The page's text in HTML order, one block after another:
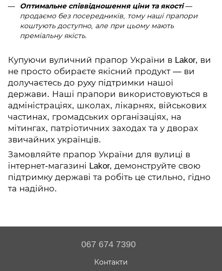
Оптимальне співвідношення ціни та якості—
продаємо без посередників, тому наші прапори
коштують доступно, але при цьому мають
преміальну якість.
Купуючи вуличний прапор України в Lakor, ви
не просто обираєте якісний продукт — ви
долучаєтесь до руху підтримки нашої
держави. Наші прапори використовуються в
адміністраціях, школах, лікарнях, військових
частинах, громадських організаціях, на
мітингах, патріотичних заходах та у дворах
звичайних українців.
Замовляйте прапор України для вулиці в
інтернет-магазині Lakor, демонструйте свою
підтримку державі та робіть це стильно, гідно
та надійно.
067 674 7390
Контакти